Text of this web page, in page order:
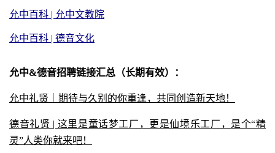
允中百科 | 允中文教院
允中百科 | 德音文化
允中&德音招聘链接汇总（长期有效）：
允中礼贤｜期待与久别的你重逢，共同创造新天地！
德音礼贤 | 这里是童话梦工厂，更是仙境乐工厂，是个“精
灵”人类你就来吧！